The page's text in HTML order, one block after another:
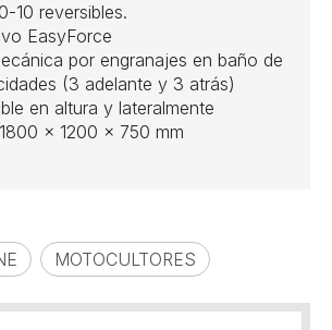
10 reversibles.
EasyForce
por engranajes en baño de
(3 adelante y 3 atrás)
en altura y lateralmente
x 1200 x 750 mm
MOTOCULTORES